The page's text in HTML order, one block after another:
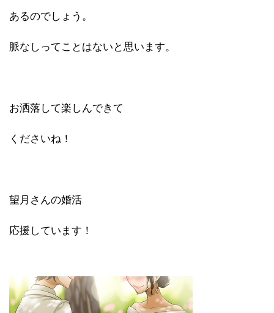
あるのでしょう。
脈なしってことはないと思います。
お洒落して楽しんできて
くださいね！
望月さんの婚活
応援しています！